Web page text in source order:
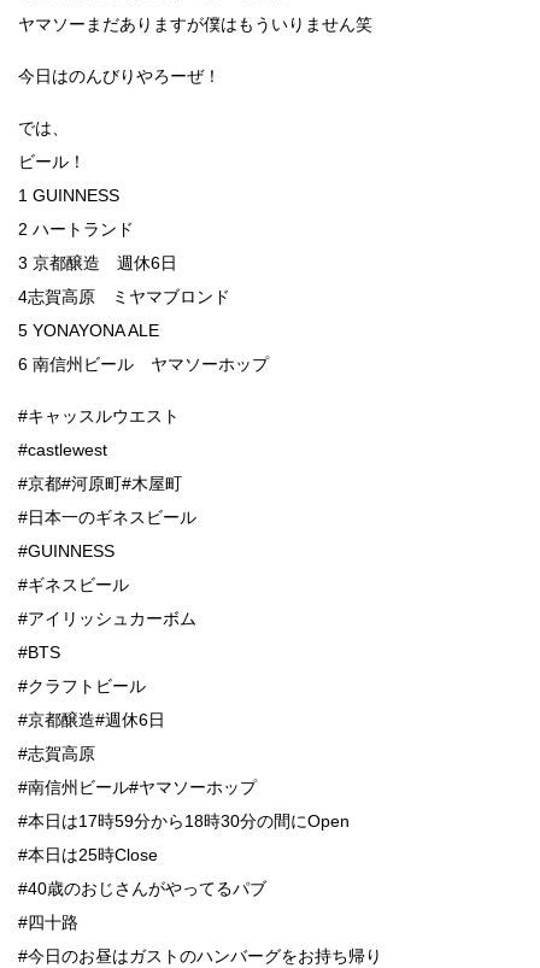
ヤマソーまだありますが僕はもういりません笑
今日はのんびりやろーぜ！
では、
ビール！
1 GUINNESS
2 ハートランド
3 京都醸造 週休6日
4志賀高原 ミヤマブロンド
5 YONAYONA ALE
6 南信州ビール ヤマソーホップ
#キャッスルウエスト
#castlewest
#京都#河原町#木屋町
#日本一のギネスビール
#GUINNESS
#ギネスビール
#アイリッシュカーボム
#BTS
#クラフトビール
#京都醸造#週休6日
#志賀高原
#南信州ビール#ヤマソーホップ
#本日は17時59分から18時30分の間にOpen
#本日は25時Close
#40歳のおじさんがやってるパブ
#四十路
#今日のお昼はガストのハンバーグをお持ち帰り